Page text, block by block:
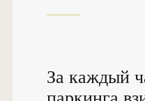
За каждый